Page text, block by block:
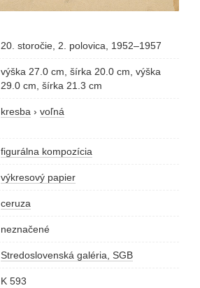
20. storočie, 2. polovica, 1952–1957
výška 27.0 cm, šírka 20.0 cm, výška
29.0 cm, šírka 21.3 cm
kresba › voľná
figurálna kompozícia
výkresový papier
ceruza
neznačené
Stredoslovenská galéria, SGB
K 593